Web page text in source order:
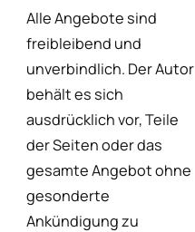
Alle Angebote sind
freibleibend und
unverbindlich. Der Autor
behält es sich
ausdrücklich vor, Teile
der Seiten oder das
gesamte Angebot ohne
gesonderte
Ankündigung zu